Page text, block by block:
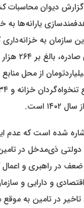
گزارش دیوان محاسبات
یارانه‌ها به
سازمان به خزانه‌داری
است.
شده است که عدم
ذی‌مدخل در تامین
در راهبری و اعمال
و دارایی و
در تامین به موقع